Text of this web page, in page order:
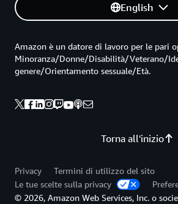
English
Torna all'inizio
Amazon è un datore di lavoro per le pari
Minoranza/Donne/Disabilità/Veterano/
genere/Orientamento sessuale/Età.
Privacy
Termini di utilizzo del sito
Le tue scelte sulla privacy
© 2026, Amazon Web Services, Inc. o